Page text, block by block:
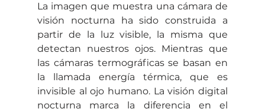
La imagen que muestra una cámara de
visión nocturna ha sido construida a
partir de la luz visible, la misma que
detectan nuestros ojos. Mientras que
las cámaras termográficas se basan en
la llamada energía térmica, que es
invisible al ojo humano. La visión digital
nocturna marca la diferencia en el